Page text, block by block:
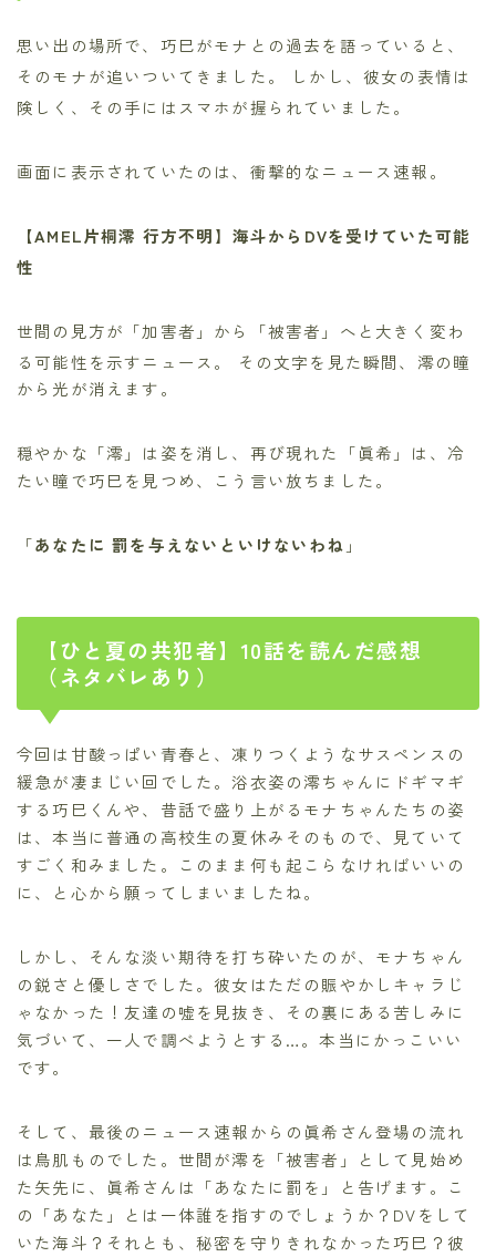
思い出の場所で、巧巳がモナとの過去を語っていると、
そのモナが追いついてきました。
しかし、彼女の表情は
険しく、その手にはスマホが握られていました。
画面に表示されていたのは、衝撃的なニュース速報。
【AMEL片桐澪 行方不明】海斗からDVを受けていた可能
性
世間の見方が「加害者」から「被害者」へと大きく変わ
る可能性を示すニュース。
その文字を見た瞬間、澪の瞳
から光が消えます。
穏やかな「澪」は姿を消し、再び現れた「眞希」は、冷
たい瞳で巧巳を見つめ、こう言い放ちました。
「あなたに 罰を与えないといけないわね 」
【ひと夏の共犯者】10話を読んだ感想
（ネタバレあり）
今回は甘酸っぱい青春と、凍りつくようなサスペンスの
緩急が凄まじい回でした。浴衣姿の澪ちゃんにドギマギ
する巧巳くんや、昔話で盛り上がるモナちゃんたちの姿
は、本当に普通の高校生の夏休みそのもので、見ていて
すごく和みました。このまま何も起こらなければいいの
に、と心から願ってしまいましたね。
しかし、そんな淡い期待を打ち砕いたのが、モナちゃん
の鋭さと優しさでした。彼女はただの賑やかしキャラじ
ゃなかった！友達の嘘を見抜き、その裏にある苦しみに
気づいて、一人で調べようとする…。本当にかっこいい
です。
そして、最後のニュース速報からの眞希さん登場の流れ
は鳥肌ものでした。世間が澪を「被害者」として見始め
た矢先に、眞希さんは「あなたに罰を」と告げます。こ
の「あなた」とは一体誰を指すのでしょうか？DVをして
いた海斗？それとも、秘密を守りきれなかった巧巳？彼